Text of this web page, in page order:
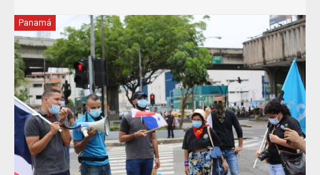
Panamá